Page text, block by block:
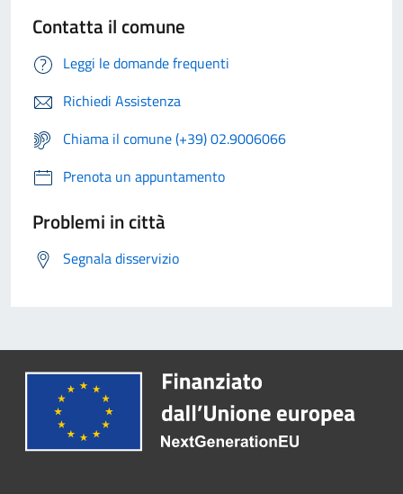
Contatta il comune
Leggi le domande frequenti
Richiedi Assistenza
Chiama il comune (+39) 02.9006066
Prenota un appuntamento
Problemi in città
Segnala disservizio